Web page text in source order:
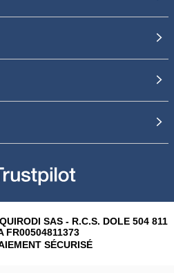
SAS - R.C.S. DOLE 504 811
FR00504811373
SÉCURISÉ